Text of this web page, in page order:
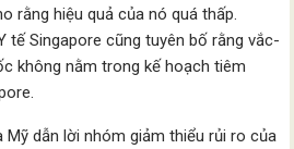
rằng hiệu quả của nó quá thấp.
tế Singapore cũng tuyên bố rằng vắc-
không nằm trong kế hoạch tiêm
Mỹ dẫn lời nhóm giảm thiểu rủi ro của